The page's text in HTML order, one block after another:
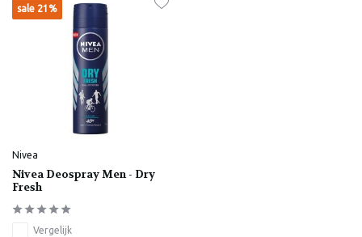
sale 21%
Nivea
Nivea Deospray Men - Dry
Fresh
Vergelijk